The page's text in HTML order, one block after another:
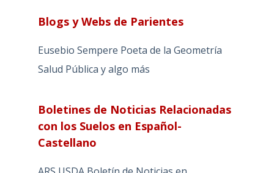
Blogs y Webs de Parientes
Eusebio Sempere Poeta de la Geometría
Salud Pública y algo más
Boletines de Noticias Relacionadas
con los Suelos en Español-
Castellano